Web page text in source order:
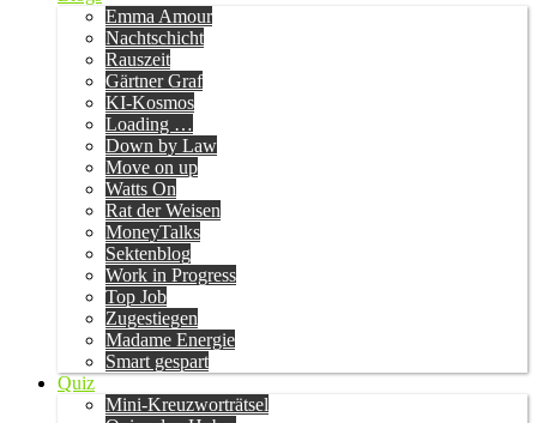
Emma Amour
Nachtschicht
Rauszeit
Gärtner Graf
KI-Kosmos
Loading …
Down by Law
Move on up
Watts On
Rat der Weisen
MoneyTalks
Sektenblog
Work in Progress
Top Job
Zugestiegen
Madame Energie
Smart gespart
Quiz
Mini-Kreuzworträtsel